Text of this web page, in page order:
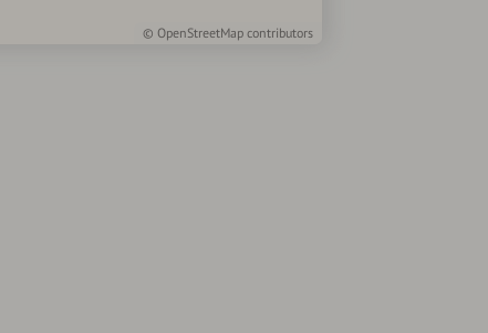
© OpenStreetMap contributors